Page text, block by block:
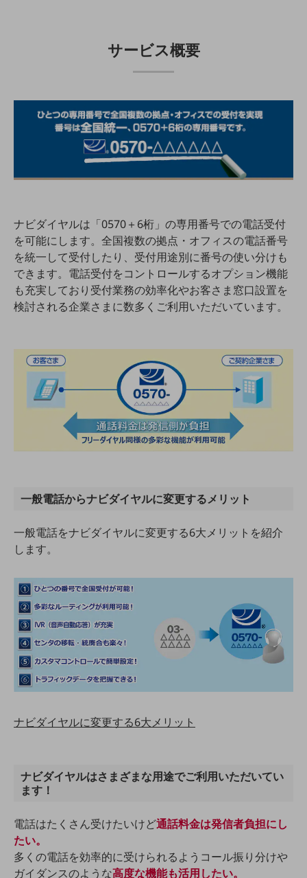
人材不足解消
業種・業態で探す
業種・業態で探すTOP
医療・介護
観光
教育
モビリティ
小売業
キーワードで探す
モバイルTOP
法人向けスマホ・携帯に関する、
おすすめの機種、料金やサービスをご紹介
タフネススマートフォン
ドコモケータイ
通信モジュール製品
衛星携帯電話
IOT完了済みメーカーブランド製品
料金
料金TOP
ケータイプラン
データプラス
IoT向け回線料金
home5Gプラン
モバイルサービス
端末の一元管理
サービス概要
ナビダイヤルは「0570＋6桁」の専用番号での電話受付
を可能にします。全国複数の拠点・オフィスの電話番号
を統一して受付したり、受付用途別に番号の使い分けも
できます。電話受付をコントロールするオプション機能
も充実しており受付業務の効率化やお客さま窓口設置を
検討される企業さまに数多くご利用いただいています。
一般電話からナビダイヤルに変更するメリット
一般電話をナビダイヤルに変更する6大メリットを紹介
します。
ナビダイヤルに変更する6大メリット
ナビダイヤルはさまざまな用途でご利用いただいてい
ます！
電話はたくさん受けたいけど通話料金は発信者負担にし
たい。
多くの電話を効率的に受けられるようコール振り分けや
ガイダンスのような高度な機能も活用したい。